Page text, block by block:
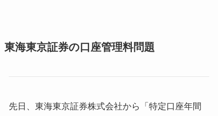
東海東京証券の口座管理料問題
先日、東海東京証券株式会社から「特定口座年間